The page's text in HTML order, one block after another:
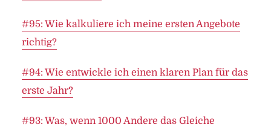
#95: Wie kalkuliere ich meine ersten Angebote
richtig?
#94: Wie entwickle ich einen klaren Plan für das
erste Jahr?
#93: Was, wenn 1000 Andere das Gleiche